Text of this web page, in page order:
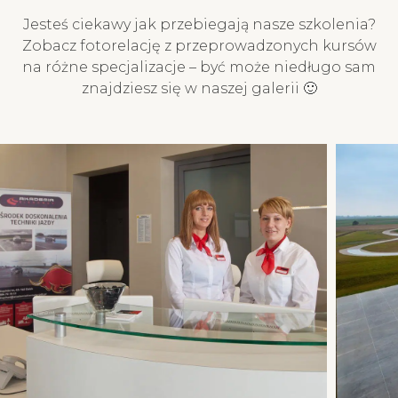
Twojego zapisu na kurs!
Jesteś ciekawy jak przebiegają nasze szkolenia?
Zobacz fotorelację z przeprowadzonych kursów
na różne specjalizacje – być może niedługo sam
znajdziesz się w naszej galerii 🙂